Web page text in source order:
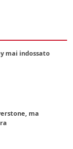
mai indossato
ma